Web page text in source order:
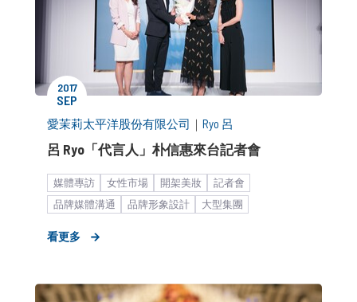
2017
SEP
愛茉莉太平洋股份有限公司 ｜ Ryo 呂
呂 Ryo「代言人」朴信惠來台記者會
媒體專訪 女性市場 開架美妝
記者會
品牌媒體溝通
品牌形象設計
大型集團
藝人合作
看更多